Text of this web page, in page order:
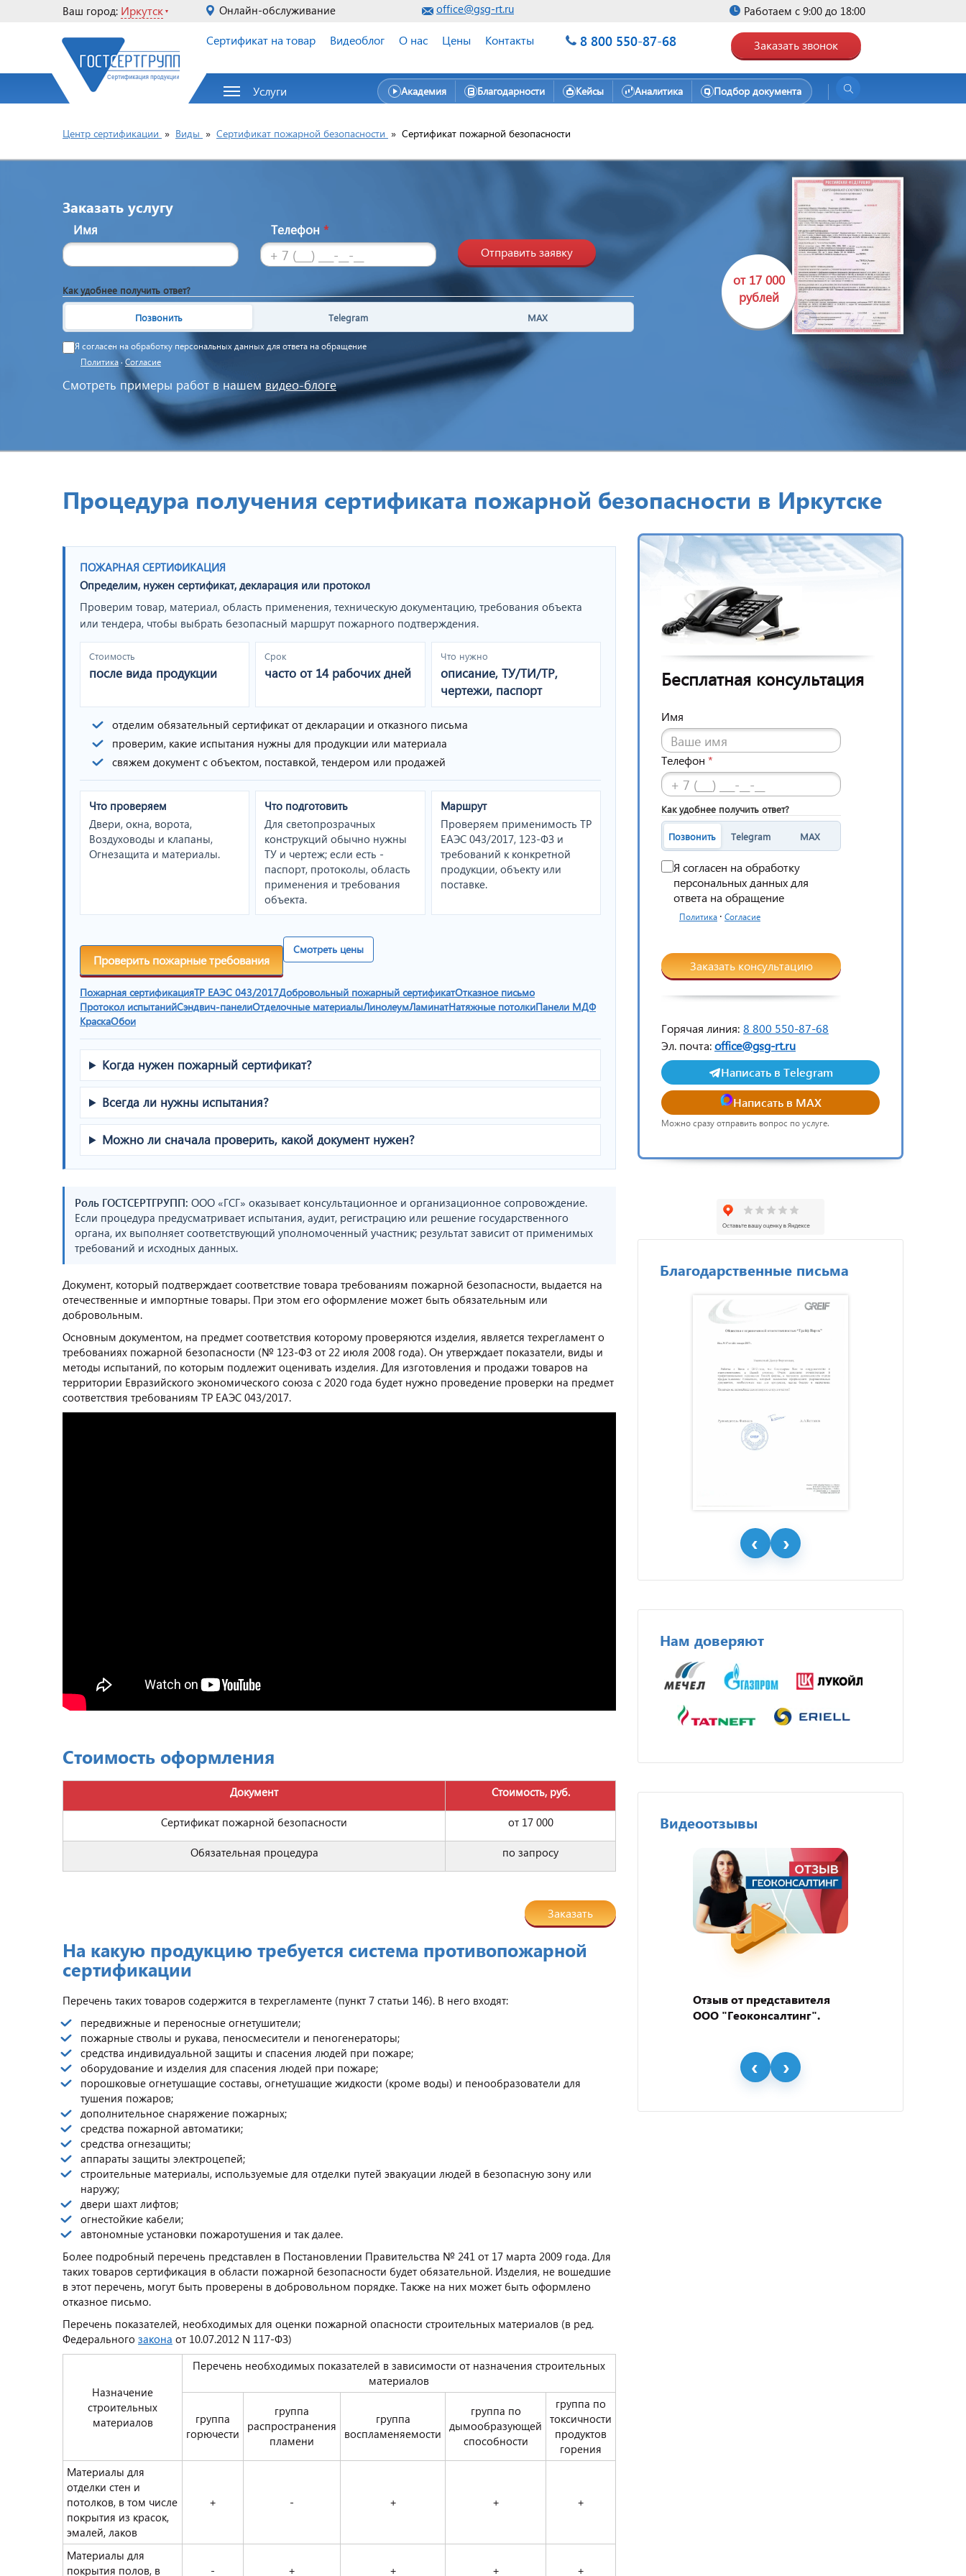
Ваш город: Иркутск Онлайн-обслуживание office@gsg-rt.ru Работаем с 9:00 до 18:00
Сертификат на товар Видеоблог О нас Цены Контакты 8 800 550-87-68 Заказать звонок
Услуги Академия Благодарности Кейсы Аналитика Подбор документа
Центр сертификации » Виды » Сертификат пожарной безопасности » Сертификат пожарной безопасности
Заказать услугу
Имя Телефон *
Отправить заявку
Как удобнее получить ответ?
Позвонить Telegram MAX
Я согласен на обработку персональных данных для ответа на обращение
Политика ·Согласие
Смотреть примеры работ в нашем видео-блоге
от 17 000
рублей
Процедура получения сертификата пожарной безопасности в Иркутске
ПОЖАРНАЯ СЕРТИФИКАЦИЯ
Определим, нужен сертификат, декларация или протокол
Проверим товар, материал, область применения, техническую документацию, требования объекта
или тендера, чтобы выбрать безопасный маршрут пожарного подтверждения.
Стоимость
после вида продукции
Срок
часто от 14 рабочих дней
Что нужно
описание, ТУ/ТИ/ТР,
чертежи, паспорт
отделим обязательный сертификат от декларации и отказного письма
проверим, какие испытания нужны для продукции или материала
свяжем документ с объектом, поставкой, тендером или продажей
Что проверяем
Двери, окна, ворота,
Воздуховоды и клапаны,
Огнезащита и материалы.
Что подготовить
Для светопрозрачных
конструкций обычно нужны
ТУ и чертеж; если есть -
паспорт, протоколы, область
применения и требования
объекта.
Маршрут
Проверяем применимость ТР
ЕАЭС 043/2017, 123-ФЗ и
требований к конкретной
продукции, объекту или
поставке.
Проверить пожарные требования
Смотреть цены
Пожарная сертификацияТР ЕАЭС 043/2017Добровольный пожарный сертификатОтказное письмо
Протокол испытанийСэндвич-панелиОтделочные материалыЛинолеумЛаминатНатяжные потолкиПанели МДФ
КраскаОбои
Когда нужен пожарный сертификат?
Всегда ли нужны испытания?
Можно ли сначала проверить, какой документ нужен?
Роль ГОСТСЕРТГРУПП: ООО «ГСГ» оказывает консультационное и организационное сопровождение.
Если процедура предусматривает испытания, аудит, регистрацию или решение государственного
органа, их выполняет соответствующий уполномоченный участник; результат зависит от применимых
требований и исходных данных.
Документ, который подтверждает соответствие товара требованиям пожарной безопасности, выдается на
отечественные и импортные товары. При этом его оформление может быть обязательным или
добровольным.
Основным документом, на предмет соответствия которому проверяются изделия, является техрегламент о
требованиях пожарной безопасности (№ 123-ФЗ от 22 июля 2008 года). Он утверждает показатели, виды и
методы испытаний, по которым подлежит оценивать изделия. Для изготовления и продажи товаров на
территории Евразийского экономического союза с 2020 года будет нужно проведение проверки на предмет
соответствия требованиям ТР ЕАЭС 043/2017.
Стоимость оформления
Документ Стоимость, руб.
Сертификат пожарной безопасности от 17 000
Обязательная процедура по запросу
Заказать
На какую продукцию требуется система противопожарной
сертификации
Перечень таких товаров содержится в техрегламенте (пункт 7 статьи 146). В него входят:
передвижные и переносные огнетушители;
пожарные стволы и рукава, пеносмесители и пеногенераторы;
средства индивидуальной защиты и спасения людей при пожаре;
оборудование и изделия для спасения людей при пожаре;
порошковые огнетушащие составы, огнетушащие жидкости (кроме воды) и пенообразователи для
тушения пожаров;
дополнительное снаряжение пожарных;
средства пожарной автоматики;
средства огнезащиты;
аппараты защиты электроцепей;
строительные материалы, используемые для отделки путей эвакуации людей в безопасную зону или
наружу;
двери шахт лифтов;
огнестойкие кабели;
автономные установки пожаротушения и так далее.
Более подробный перечень представлен в Постановлении Правительства № 241 от 17 марта 2009 года. Для
таких товаров сертификация в области пожарной безопасности будет обязательной. Изделия, не вошедшие
в этот перечень, могут быть проверены в добровольном порядке. Также на них может быть оформлено
отказное письмо.
Перечень показателей, необходимых для оценки пожарной опасности строительных материалов (в ред.
Федерального закона от 10.07.2012 N 117-ФЗ)
Назначение
строительных
материалов
Перечень необходимых показателей в зависимости от назначения строительных
материалов
группа
горючести
группа
распространения
пламени
группа
воспламеняемости
группа по
дымообразующей
способности
группа по
токсичности
продуктов
горения
Материалы для
отделки стен и
потолков, в том числе
покрытия из красок,
эмалей, лаков
+ - + + +
Материалы для
покрытия полов, в
- + + + +
Бесплатная консультация
Имя
Телефон *
Как удобнее получить ответ?
Позвонить Telegram MAX
Я согласен на обработку
персональных данных для
ответа на обращение
Политика · Согласие
Заказать консультацию
Горячая линия: 8 800 550-87-68
Эл. почта:office@gsg-rt.ru
Написать в Telegram
Написать в MAX
Можно сразу отправить вопрос по услуге.
Благодарственные письма
Нам доверяют
Видеоотзывы
Отзыв от ООО "Пирамит".
Отзыв от представителя
ООО "Геоконсалтинг".